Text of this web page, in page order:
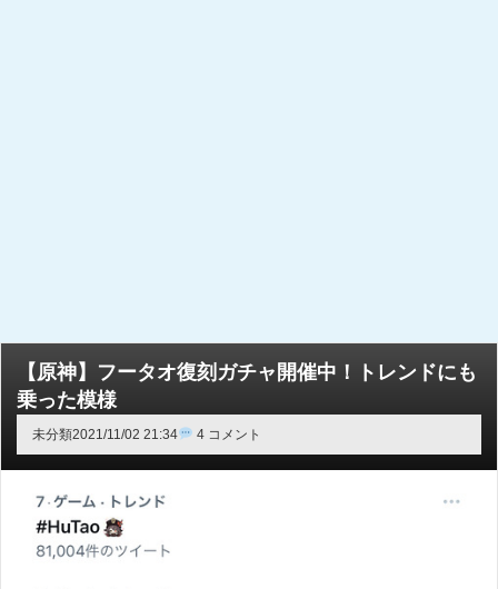
【原神】フータオ復刻ガチャ開催中！トレンドにも
乗った模様
未分類2021/11/02 21:34 4 コメント